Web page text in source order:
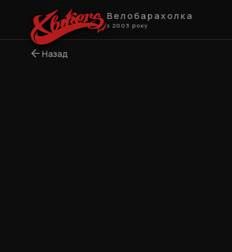
Велобарахолка
з 2003 року
Назад